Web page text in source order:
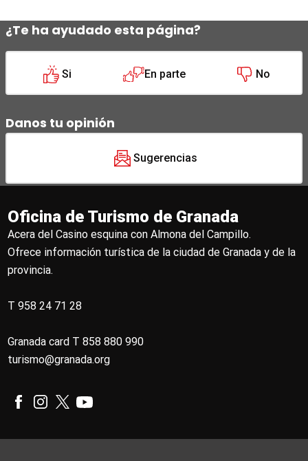
¿Te ha ayudado esta página?
Si En parte No
Danos tu opinión
Sugerencias
Oficina de Turismo de Granada
Acera del Casino esquina con Almona del Campillo.
Ofrece información turística de la ciudad de Granada y de la
provincia.
T 958 24 71 28
Granada card T 858 880 990
turismo@granada.org